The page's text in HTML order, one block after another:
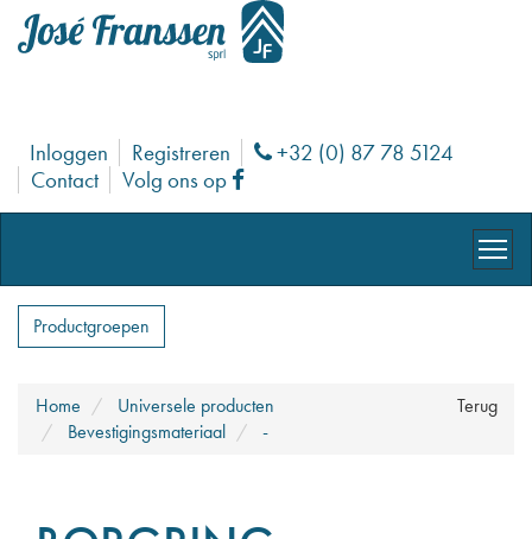
Inloggen Registreren Phone
+32 (0) 87 78 5124
Contact
Volg ons op Facebook
Productgroepen
Terug
Home
Universele producten
Bevestigingsmateriaal
-